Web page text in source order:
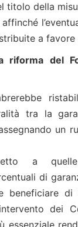
titolo della
a favore
riforma del
tra la
un
a
di
beneficiare di
dei
essenziale